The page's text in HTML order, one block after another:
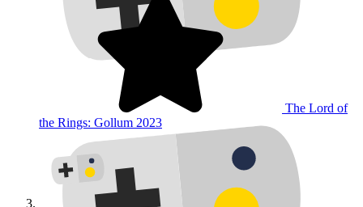
The Lord of
the Rings: Gollum 2023